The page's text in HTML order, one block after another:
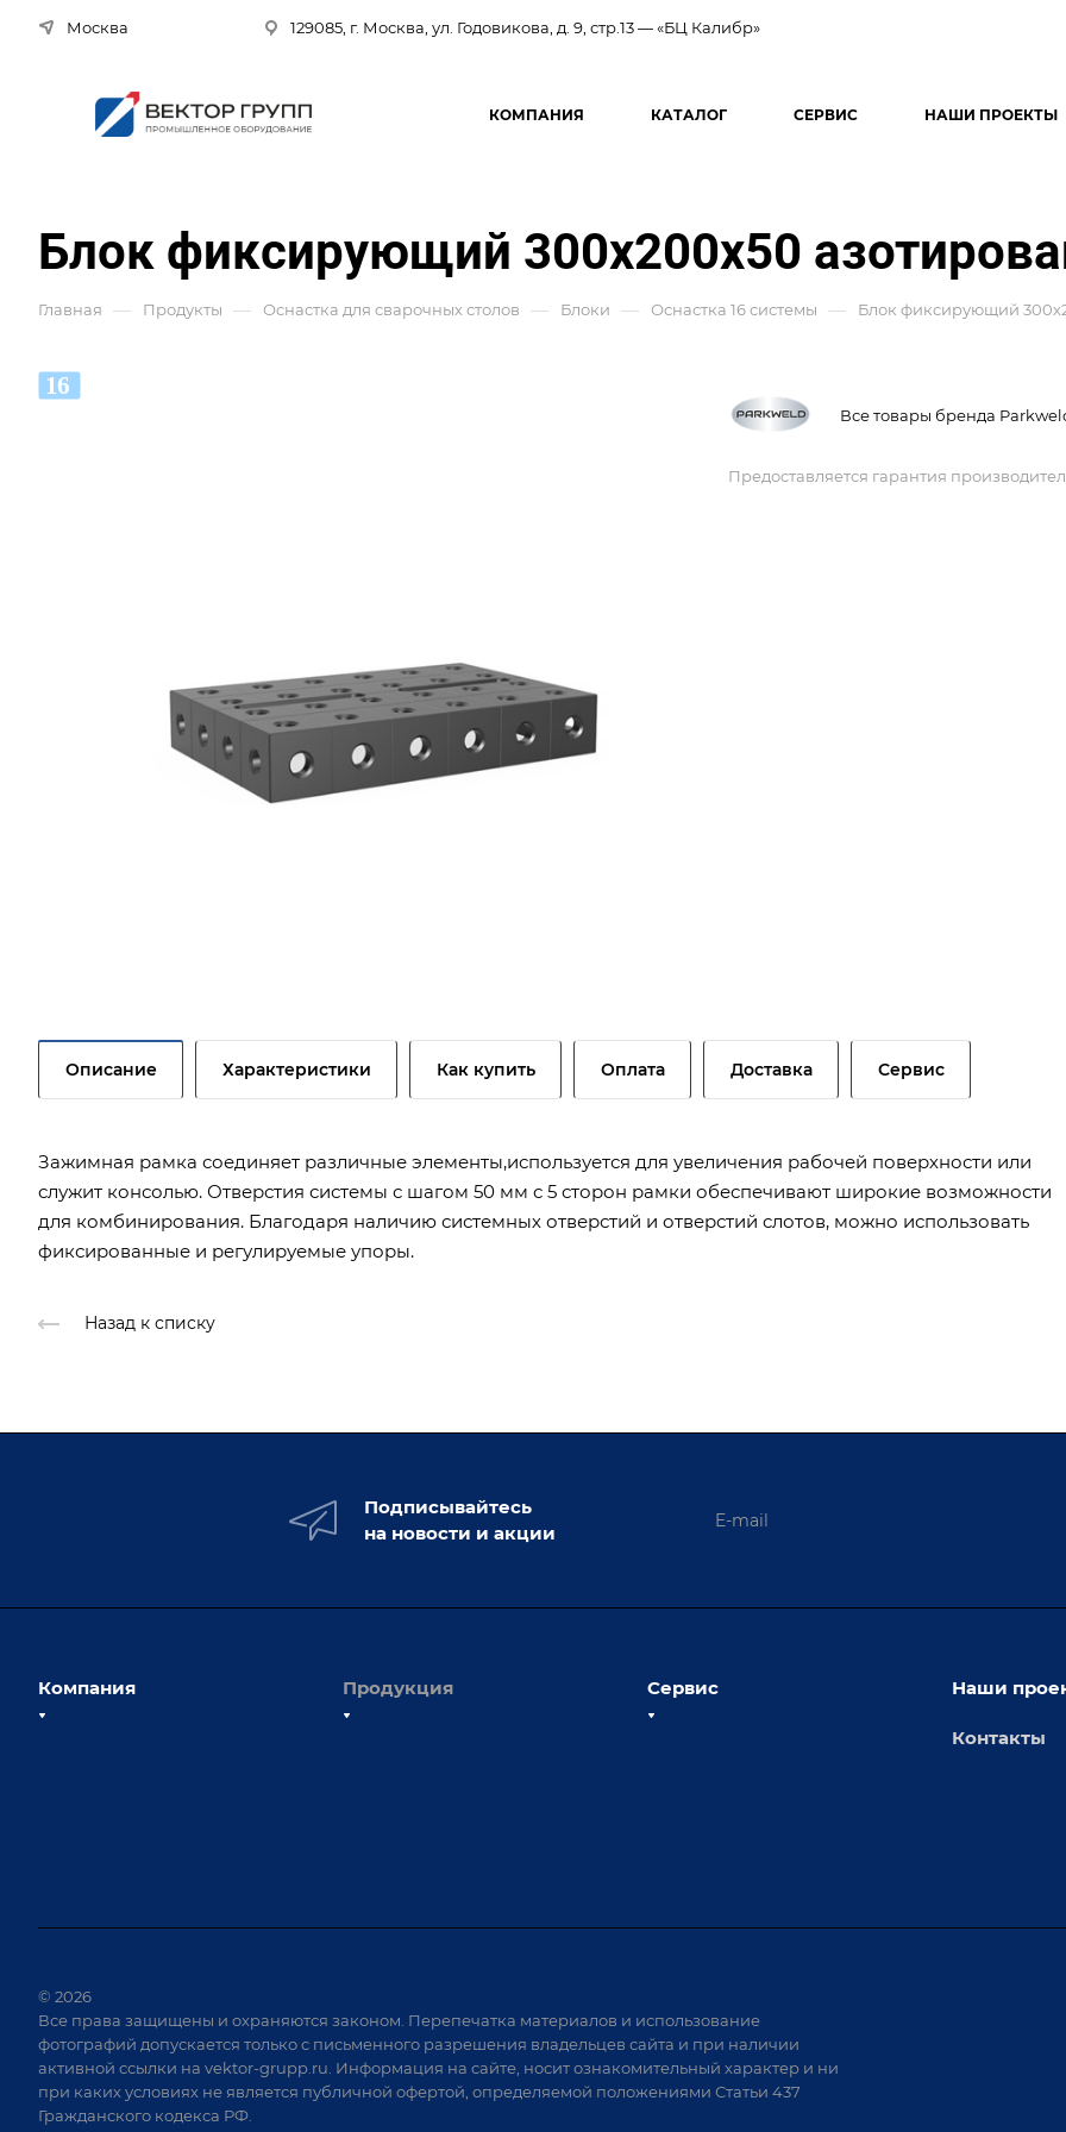
Москва 129085, г. Москва, ул. Годовикова, д. 9, стр.13 — «БЦ Калибр»
КОМПАНИЯ КАТАЛОГ СЕРВИС НАШИ ПРОЕКТЫ
Блок фиксирующий 300х200х50
Главная — Продукты — Оснастка для сварочных столов — Блоки — Оснастка 16 системы — Блок фиксирующий
Все товары бренда
Предоставляется гарантия
Описание Характеристики Как купить Оплата Доставка Сервис
Зажимная рамка соединяет различные элементы,используется для увеличения рабочей поверхности или
служит консолью. Отверстия системы с шагом 50 мм с 5 сторон рамки обеспечивают широкие возможности
для комбинирования. Благодаря наличию системных отверстий и отверстий слотов, можно использовать
фиксированные и регулируемые упоры.
Назад к списку
Подписывайтесь
на новости и акции
Компания
Вопрос ответ
Документы
Вакансии
Продукция
для сварки крупногабаритных
изделий
Позиционеры и вращатели
Сервис
Монтаж
возможности автоматизации
Наши
Контакты
© 2026
Все права защищены и охраняются законом. Перепечатка материалов и использование
фотографий допускается только с письменного разрешения владельцев сайта и при наличии
активной ссылки на vektor-grupp.ru . Информация на сайте, носит ознакомительный характер и ни
при каких условиях не является публичной офертой, определяемой положениями Статьи 437
Гражданского кодекса РФ.